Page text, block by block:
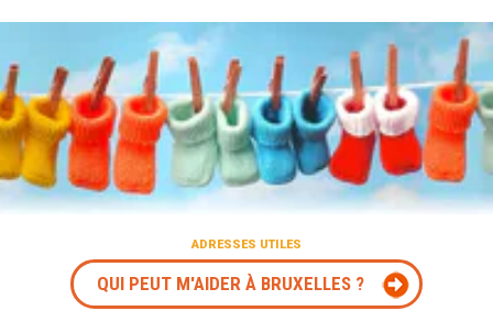
ADRESSES UTILES
QUI PEUT M'AIDER À BRUXELLES ?